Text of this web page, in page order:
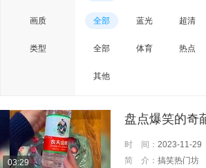
画质 全部 蓝光 超清
类型 全部 体育 热点
其他
03:29
盘点爆笑的奇
时 间： 2023-11-29
简 介： 搞笑热门坊